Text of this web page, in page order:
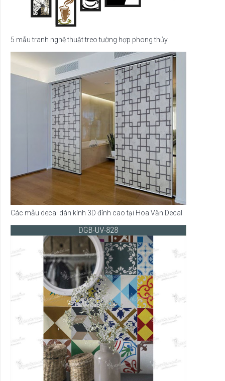
5 mẫu tranh nghệ thuật treo tường hợp phong thủy
Các mẫu decal dán kính 3D đỉnh cao tại Hoa Văn Decal